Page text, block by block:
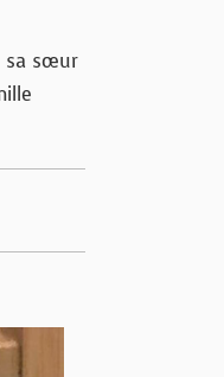
sa sœur